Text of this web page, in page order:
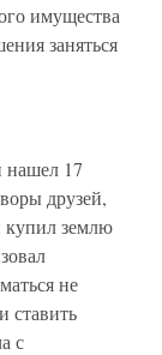
имущества
заняться
нашел 17
друзей,
купил землю
не
ставить
с